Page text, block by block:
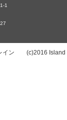
1
レイン (c)2016 Island